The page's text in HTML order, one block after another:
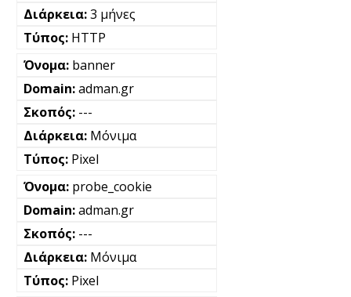
3 μήνες
HTTP
banner
adman.gr
---
Μόνιμα
Pixel
probe_cookie
adman.gr
---
Μόνιμα
Pixel